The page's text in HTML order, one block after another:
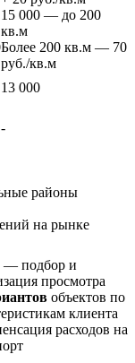
15 000 — до 200
кв.м
Более 200 кв.м — 70
руб./кв.м
13 000
-
районы
на рынке
— подбор и
просмотра
объектов по
клиента
расходов на